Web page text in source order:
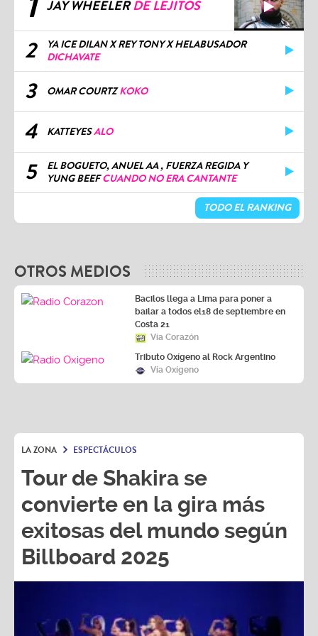
JAY WHEELERDE LEJITOS
2
YA ICE DILAN X REY TONY X HELABUSADOR
DICHAVATE
3 OMAR COURTZKOKO
4 KATTEYESALO
5
EL BOGUETO, ANUEL AA , FUERZA REGIDA Y
YUNG BEEFCUANDO NO ERA CANTANTE
TODO EL RANKING
Bacilos llega a Lima para poner a
bailar a todos el18 de septiembre en
Costa 21
Vía Corazón
Tributo Oxígeno al Rock Argentino
Vía Oxígeno
Tour de Shakira se
convierte en la gira más
exitosas del mundo según
Billboard 2025